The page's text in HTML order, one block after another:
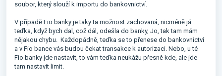
soubor, který slouží k importu do bankovnictví.
V případě Fio banky je taky ta možnost zachovaná, nicméně já
teďka, když bych dal, což dál, odešla do banky, Jo, tak tam mám
nějakou chybu. Každopádně, teďka se to přenese do bankovnictví
a v Fio bance vás budou čekat transakce k autorizaci. Nebo, u té
Fio banky jde nastavit, to vám teďka neukážu přesně kde, ale jde
tam nastavit limit.